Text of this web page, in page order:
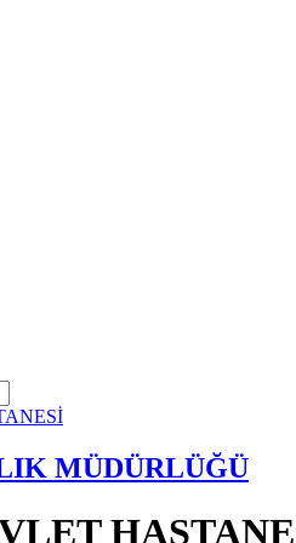
MÜDÜRLÜĞÜ